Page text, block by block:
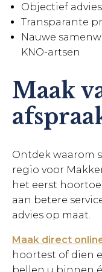
Objectief
Transparante
Nauwe
KNO-artsen
Maak
Ontdek waarom
regio voor
het eerst
aan betere
advies op maat.
Maak direct
hoortest of dien